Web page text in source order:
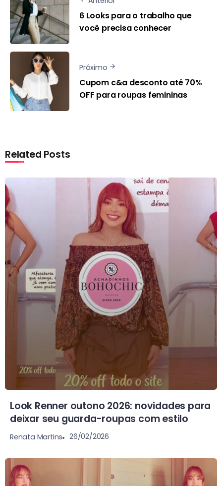
6 Looks para o trabalho que
você precisa conhecer
Próximo
Cupom c&a desconto até 70%
OFF para roupas femininas
Related Posts
Look Renner outono 2026: novidades para
deixar seu guarda-roupas com estilo
Renata Martins 26/02/2026